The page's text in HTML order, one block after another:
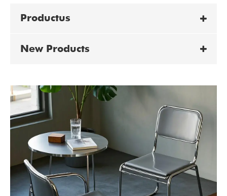
Productus
New Products